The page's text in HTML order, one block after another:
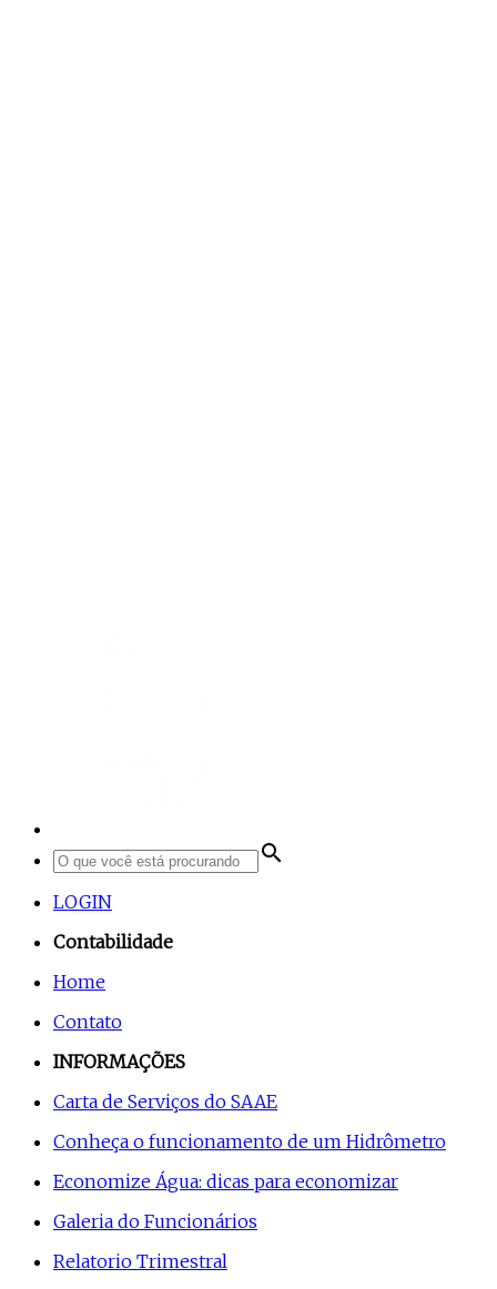
search
LOGIN
Contabilidade
Home
Contato
INFORMAÇÕES
Carta de Serviços do SAAE
Conheça o funcionamento de um Hidrômetro
Economize Água: dicas para economizar
Galeria do Funcionários
Relatorio Trimestral